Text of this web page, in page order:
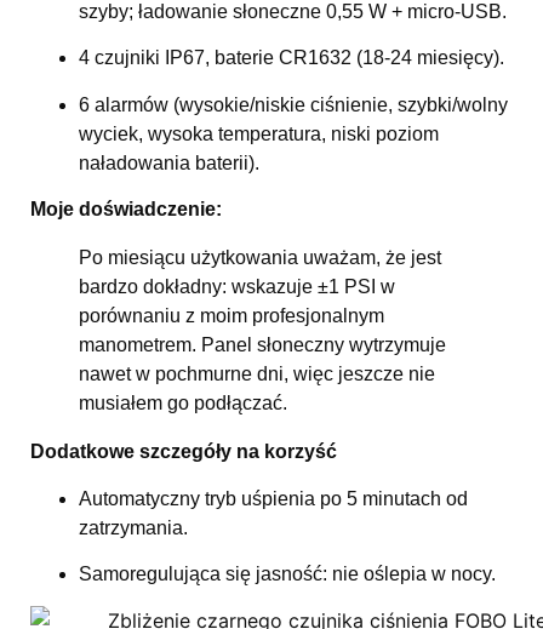
szyby; ładowanie słoneczne 0,55 W + micro-USB.
4 czujniki IP67, baterie CR1632 (18-24 miesięcy).
6 alarmów (wysokie/niskie ciśnienie, szybki/wolny
wyciek, wysoka temperatura, niski poziom
naładowania baterii).
Moje doświadczenie:
Po miesiącu użytkowania uważam, że jest
bardzo dokładny: wskazuje ±1 PSI w
porównaniu z moim profesjonalnym
manometrem. Panel słoneczny wytrzymuje
nawet w pochmurne dni, więc jeszcze nie
musiałem go podłączać.
Dodatkowe szczegóły na korzyść
Automatyczny tryb uśpienia po 5 minutach od
zatrzymania.
Samoregulująca się jasność: nie oślepia w nocy.